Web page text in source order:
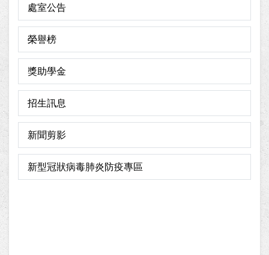
處室公告
榮譽榜
獎助學金
招生訊息
新聞剪影
新型冠狀病毒肺炎防疫專區